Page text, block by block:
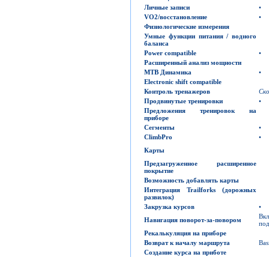
Личные записи
•
VO2/восстановление
•
Физиологические измерения
Умные функции питания / водного
баланса
Power compatible
•
Расширенный анализ мощности
MTB Динамика
•
Electronic shift compatible
Контроль тренажеров
Продвинутые тренировки
•
Предложения тренировок на
приборе
Сегменты
•
ClimbPro
•
Карты
Предзагруженное расширенное
покрытие
Возможность добавлять карты
Интеграция Trailforks
(дорожных
развилок)
Закрузка курсов
•
Навигация поворот-за-повором
Рекалькуляция на приборе
Возврат к началу маршрута
Создание курса на приботе